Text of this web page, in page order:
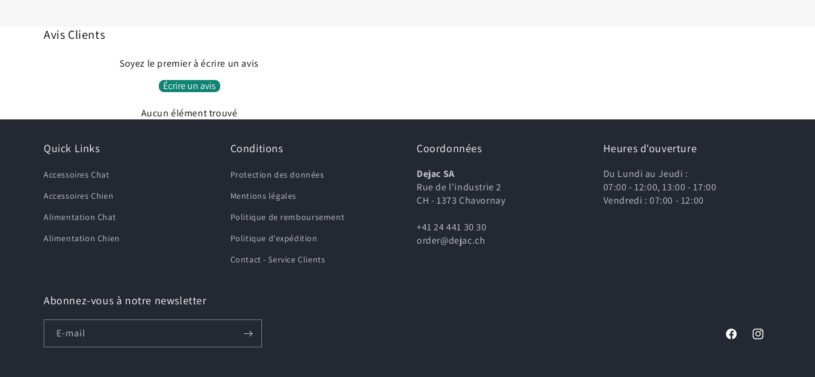
Avis Clients
Soyez le premier à écrire un avis
Écrire un avis
Aucun élément trouvé
Quick Links
Accessoires Chat
Accessoires Chien
Alimentation Chat
Alimentation Chien
Conditions
Protection des données
Mentions légales
Politique de remboursement
Politique d'expédition
Contact - Service Clients
Coordonnées
Dejac SA
Rue de l'industrie 2
CH - 1373 Chavornay
+41 24 441 30 30
order@dejac.ch
Heures d'ouverture
Du Lundi au Jeudi :
07:00 - 12:00, 13:00 - 17:00
Vendredi : 07:00 - 12:00
Abonnez-vous à notre newsletter
E-mail FacebookInstagram